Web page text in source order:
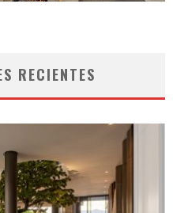
RECIENTES